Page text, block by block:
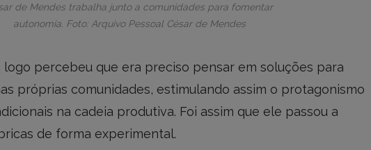
de Mendes trabalha junto a comunidades para fomentar
autonomia. Foto: Arquivo Pessoal César de Mendes
logo percebeu que era preciso pensar em soluções para
próprias comunidades, estimulando assim o protagonismo
na cadeia produtiva. Foi assim que ele passou a
de forma experimental.